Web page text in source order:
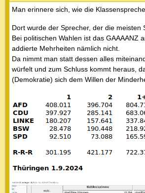
Man erinnere sich, wie die
Dort wurde der Sprecher, der die meisten
Bei politischen Wahlen ist das GAAAANZ
addierte Mehrheiten nämlich nicht.
Da nimmt man statt dessen alles
würfelt und zum Schluss kommt heraus,
(Demokratie) sich dem Willen der